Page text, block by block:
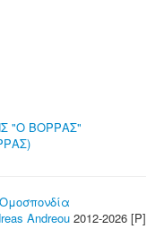
"Ο ΒΟΡΡΑΣ"
Andreou 2012-2026 [P]